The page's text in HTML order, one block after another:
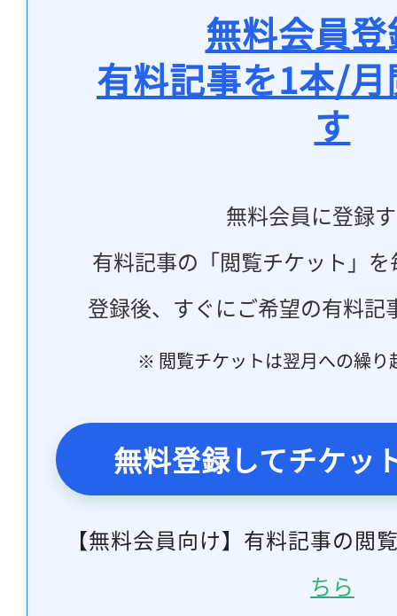
無料会員
有料記事を1本/
す
無料会員に登録
有料記事の「閲覧チケット」
登録後、すぐにご希望の有料記
※ 閲覧チケットは翌月への繰り
無料登録してチケッ
【無料会員向け】有料記事の閲
ちら